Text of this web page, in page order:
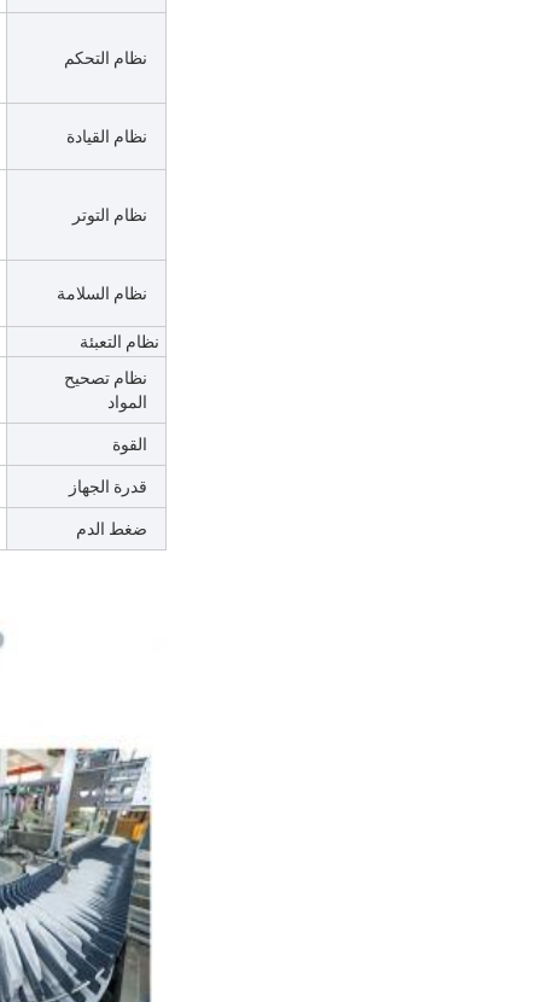
نظام التحكم
نظام القيادة
نظام التوتر
نظام السلامة
نظام التعبئة
نظام تصحيح
المواد
القوة
قدرة الجهاز
ضغط الدم